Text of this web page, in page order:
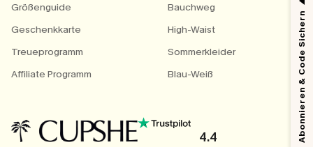
Größenguide
Geschenkkarte
Treueprogramm
Affiliate Programm
Bauchweg
High-Waist
Sommerkleider
Blau-Weiß
4.4 Abonnieren & Code Sichern